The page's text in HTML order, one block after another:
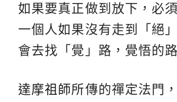
如果要真正做到放下，必
一個人如果沒有走到「絕
會去找「覺」路，覺悟的路
達摩祖師所傳的禪定法門